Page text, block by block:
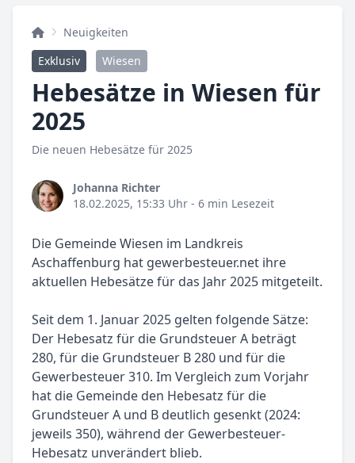
Neuigkeiten
Exklusiv
Wiesen
Hebesätze in Wiesen für
2025
Die neuen Hebesätze für 2025
Johanna Richter
18.02.2025, 15:33 Uhr - 6 min Lesezeit
Die Gemeinde Wiesen im Landkreis
Aschaffenburg hat gewerbesteuer.net ihre
aktuellen Hebesätze für das Jahr 2025 mitgeteilt.
Seit dem 1. Januar 2025 gelten folgende Sätze:
Der Hebesatz für die Grundsteuer A beträgt
280, für die Grundsteuer B 280 und für die
Gewerbesteuer 310. Im Vergleich zum Vorjahr
hat die Gemeinde den Hebesatz für die
Grundsteuer A und B deutlich gesenkt (2024:
jeweils 350), während der Gewerbesteuer-
Hebesatz unverändert blieb.